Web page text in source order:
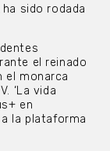
sido rodada
el reinado
el monarca
‘La vida
en
la plataforma